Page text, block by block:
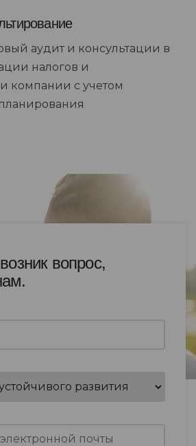
аудит и консультации в
налогов и
компании с учетом
вопрос,